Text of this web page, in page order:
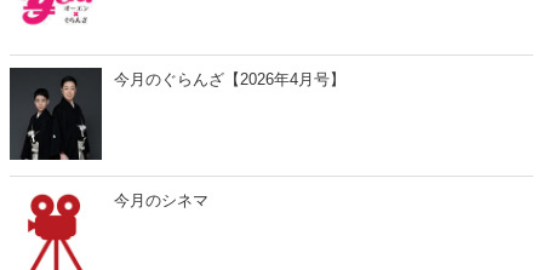
今月のぐらんざ【2026年4月号】
今月のシネマ